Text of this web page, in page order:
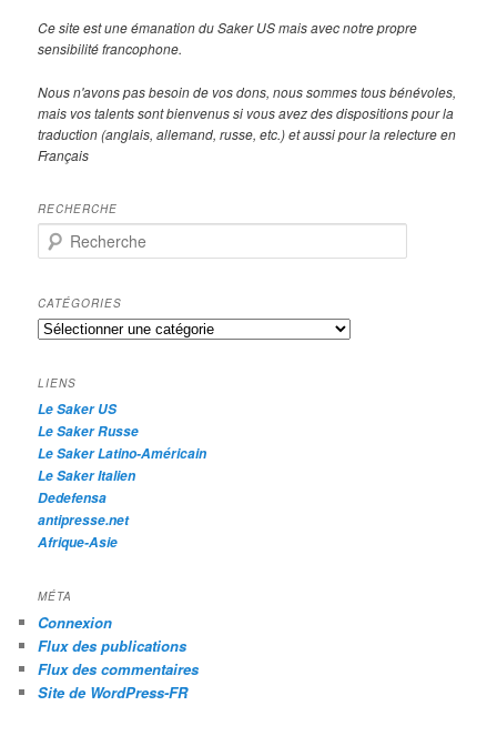
Ce site est une émanation du Saker US mais avec notre propre
sensibilité francophone.
Nous n'avons pas besoin de vos dons, nous sommes tous bénévoles,
mais vos talents sont bienvenus si vous avez des dispositions pour la
traduction (anglais, allemand, russe, etc.) et aussi pour la relecture en
Français
RECHERCHE
e
h
e
r
h
e
CATÉGORIES
Catégories
LIENS
Le Saker US
Le Saker Russe
Le Saker Latino-Américain
Le Saker Italien
Dedefensa
antipresse.net
Afrique-Asie
MÉTA
Connexion
Flux des publications
Flux des commentaires
Site de WordPress-FR